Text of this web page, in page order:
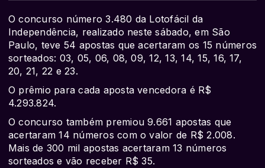
O concurso número 3.480 da Lotofácil da
Independência, realizado neste sábado, em São
Paulo, teve 54 apostas que acertaram os 15 números
sorteados: 03, 05, 06, 08, 09, 12, 13, 14, 15, 16, 17,
20, 21, 22 e 23.
O prêmio para cada aposta vencedora é R$
4.293.824.
O concurso também premiou 9.661 apostas que
acertaram 14 números com o valor de R$ 2.008.
Mais de 300 mil apostas acertaram 13 números
sorteados e vão receber R$ 35.